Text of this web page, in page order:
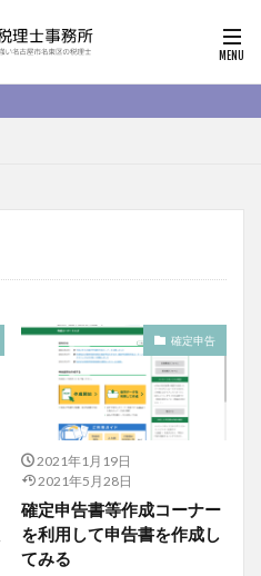
確定申告
2021年1月19日
2021年5月28日
確定申告書等作成コーナー
を利用して申告書を作成し
てみる